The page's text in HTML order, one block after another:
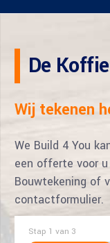
De
Wij tekenen
We Build 4 You
een offerte voor
Bouwtekening of
contactformulier.
Stap 1 van 3